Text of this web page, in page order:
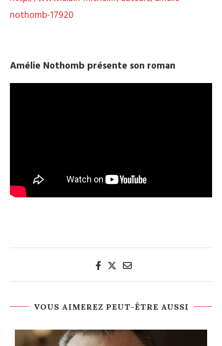
nothomb-17920
Amélie Nothomb présente son roman
VOUS AIMEREZ PEUT-ÊTRE AUSSI